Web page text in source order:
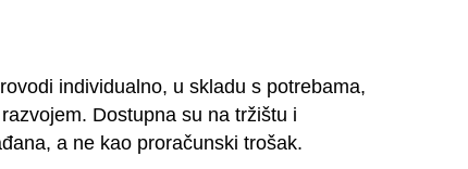
individualno, u skladu s potrebama,
Dostupna su na tržištu i
a ne kao proračunski trošak.